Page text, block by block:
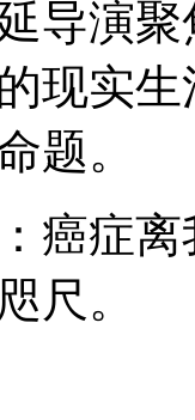
演聚
现实
题。
症离
尺。